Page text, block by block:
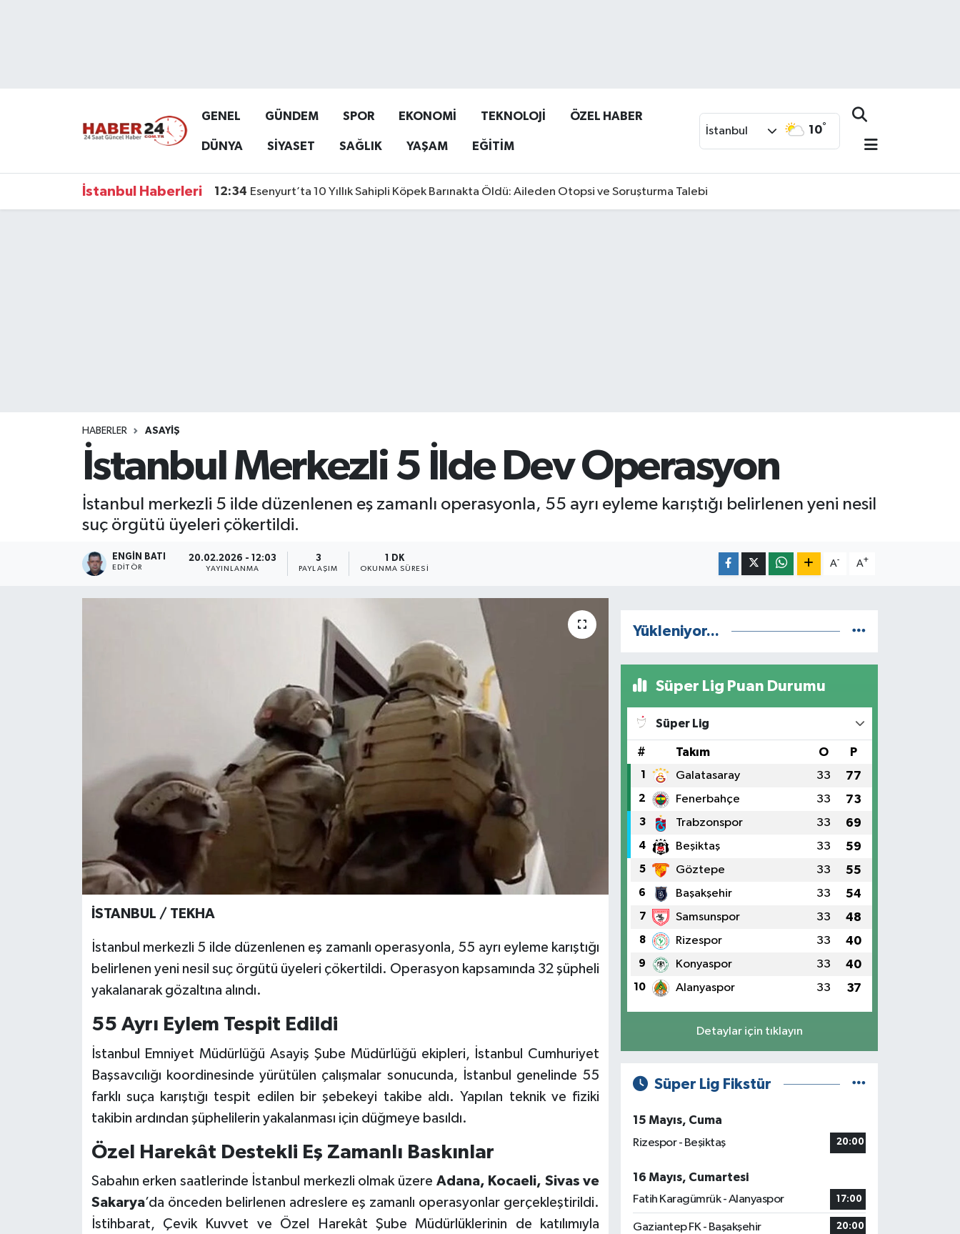
GENEL GÜNDEM SPOR EKONOMİ TEKNOLOJİ ÖZEL HABER
DÜNYA SİYASET SAĞLIK YAŞAM EĞİTİM
İstanbul 10°
İstanbul Haberleri 12:34 Esenyurt’ta 10 Yıllık Sahipli Köpek Barınakta Öldü: Aileden Otopsi ve Soruşturma Talebi
HABERLER ASAYİŞ
İstanbul Merkezli 5 İlde Dev Operasyon
İstanbul merkezli 5 ilde düzenlenen eş zamanlı operasyonla, 55 ayrı eyleme karıştığı belirlenen yeni nesil
suç örgütü üyeleri çökertildi.
ENGIN BATI
EDITÖR
20.02.2026 - 12:03
YAYINLANMA
3
PAYLAŞIM
1 DK
OKUNMA SÜRESI
A- A+
İSTANBUL / TEKHA
İstanbul merkezli 5 ilde düzenlenen eş zamanlı operasyonla, 55 ayrı eyleme karıştığı
belirlenen yeni nesil suç örgütü üyeleri çökertildi. Operasyon kapsamında 32 şüpheli
yakalanarak gözaltına alındı.
55 Ayrı Eylem Tespit Edildi
İstanbul Emniyet Müdürlüğü Asayiş Şube Müdürlüğü ekipleri, İstanbul Cumhuriyet
Başsavcılığı koordinesinde yürütülen çalışmalar sonucunda, İstanbul genelinde 55
farklı suça karıştığı tespit edilen bir şebekeyi takibe aldı. Yapılan teknik ve fiziki
takibin ardından şüphelilerin yakalanması için düğmeye basıldı.
Özel Harekât Destekli Eş Zamanlı Baskınlar
Sabahın erken saatlerinde İstanbul merkezli olmak üzere Adana, Kocaeli, Sivas ve
Sakarya’da önceden belirlenen adreslere eş zamanlı operasyonlar gerçekleştirildi.
İstihbarat, Çevik Kuvvet ve Özel Harekât Şube Müdürlüklerinin de katılımıyla
Yükleniyor...
Süper Lig Puan Durumu
Süper Lig
# Takım O P
1 Galatasaray 33 77
2 Fenerbahçe 33 73
3 Trabzonspor 33 69
4 Beşiktaş 33 59
5 Göztepe 33 55
6 Başakşehir 33 54
7 Samsunspor 33 48
8 Rizespor 33 40
9 Konyaspor 33 40
10 Alanyaspor 33 37
Detaylar için tıklayın
Süper Lig Fikstür
15 Mayıs, Cuma
Rizespor - Beşiktaş
20:00
16 Mayıs, Cumartesi
Fatih Karagümrük - Alanyaspor
17:00
Gaziantep FK - Başakşehir 20:00
Namaz Vakitleri
Süper Lig Puan Durumu ve Fikstür